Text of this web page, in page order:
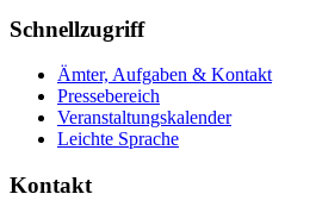
Schnellzugriff
Ämter, Aufgaben & Kontakt
Pressebereich
Veranstaltungskalender
Leichte Sprache
Kontakt